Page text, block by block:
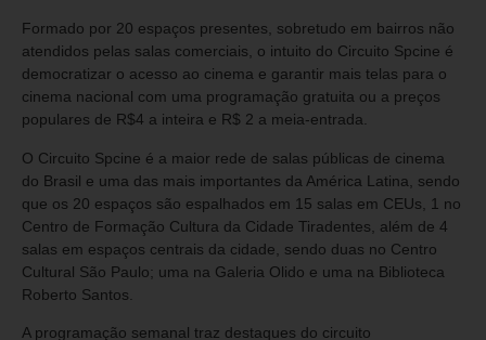
Formado por 20 espaços presentes, sobretudo em bairros não
atendidos pelas salas comerciais, o intuito do Circuito Spcine é
democratizar o acesso ao cinema e garantir mais telas para o
cinema nacional com uma programação gratuita ou a preços
populares de R$4 a inteira e R$ 2 a meia-entrada.
O Circuito Spcine é a maior rede de salas públicas de cinema
do Brasil e uma das mais importantes da América Latina, sendo
que os 20 espaços são espalhados em 15 salas em CEUs, 1 no
Centro de Formação Cultura da Cidade Tiradentes, além de 4
salas em espaços centrais da cidade, sendo duas no Centro
Cultural São Paulo; uma na Galeria Olido e uma na Biblioteca
Roberto Santos.
A programação semanal traz destaques do circuito